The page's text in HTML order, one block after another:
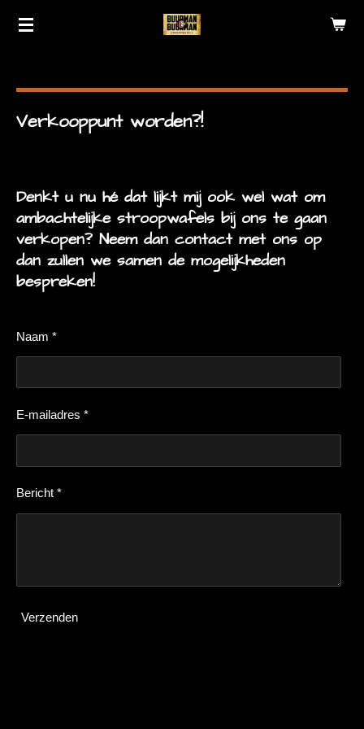
Ga
Verkooppunt worden?!
Denkt u nu hé dat lijkt mij ook wel wat om
ambachtelijke stroopwafels bij ons te gaan
verkopen? Neem dan contact met ons op
dan zullen we samen de mogelijkheden
bespreken!
Naam *
E-mailadres *
Bericht *
Verzenden